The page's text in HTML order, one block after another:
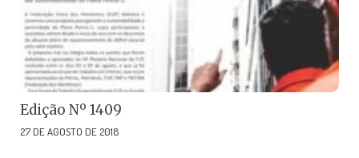
Edição Nº 1409
27 DE AGOSTO DE 2018